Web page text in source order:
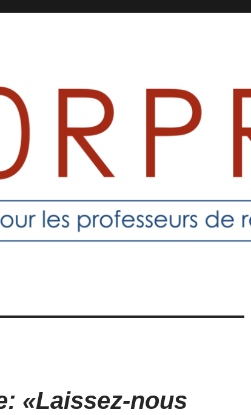
«Laissez-nous